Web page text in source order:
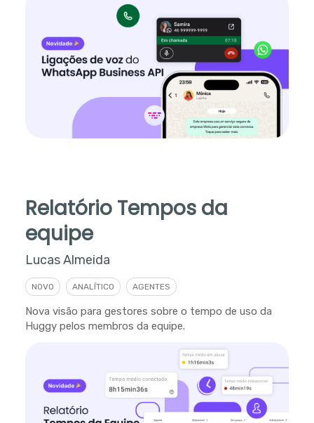
Relatório Tempos da
equipe
Lucas Almeida
NOVO ANALÍTICO AGENTES
Nova visão para gestores sobre o tempo de uso da
Huggy pelos membros da equipe.